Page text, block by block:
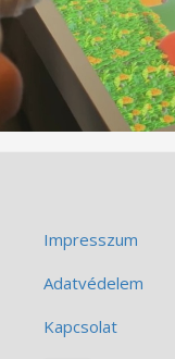
Impresszum
Adatvédelem
Kapcsolat